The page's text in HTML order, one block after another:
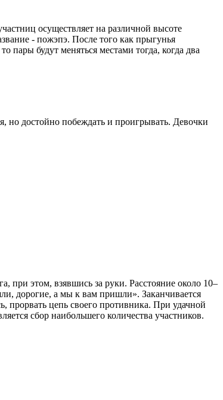
осуществляет на различной высоте
- пожэпэ. После того как прыгунья
пары будут меняться местами тогда, когда два
но достойно побеждать и проигрывать. Девочки
при этом, взявшись за руки. Расстояние около 10–
дорогие, а мы к вам пришли». Заканчивается
прорвать цепь своего противника. При удачной
сбор наибольшего количества участников.